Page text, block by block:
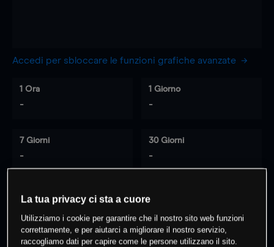
Accedi per sbloccare le funzioni grafiche avanzate
1 Ora
-
1 Giorno
-
7 Giorni
-
30 Giorni
-
% dei clienti hanno posizioni
questo prodotto
La tua privacy ci sta a cuore
Utilizziamo i cookie per garantire che il nostro sito web funzioni
correttamente, e per aiutarci a migliorare il nostro servizio,
raccogliamo dati per capire come le persone utilizzano il sito.